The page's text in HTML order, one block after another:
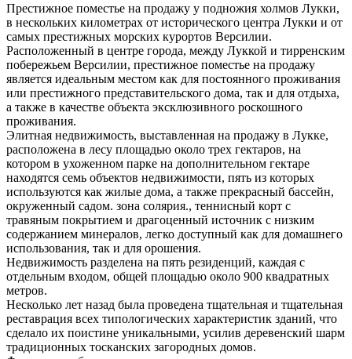
Престижное поместье на продажу у подножия холмов Лукки,
в нескольких километрах от исторического центра Лукки и от
самых престижных морских курортов Версилии.
Расположенный в центре города, между Луккой и тирренским
побережьем Версилии, престижное поместье на продажу
является идеальным местом как для постоянного проживания
или престижного представительского дома, так и для отдыха,
а также в качестве объекта эксклюзивного роскошного
проживания.
Элитная недвижимость, выставленная на продажу в Лукке,
расположена в лесу площадью около трех гектаров, на
котором в ухоженном парке на дополнительном гектаре
находятся семь объектов недвижимости, пять из которых
используются как жилые дома, а также прекрасный бассейн,
окруженный садом. зона солярия., теннисный корт с
травяным покрытием и драгоценный источник с низким
содержанием минералов, легко доступный как для домашнего
использования, так и для орошения.
Недвижимость разделена на пять резиденций, каждая с
отдельным входом, общей площадью около 900 квадратных
метров.
Несколько лет назад была проведена тщательная и тщательная
реставрация всех типологических характеристик зданий, что
сделало их поистине уникальными, усилив деревенский шарм
традиционных тосканских загородных домов.